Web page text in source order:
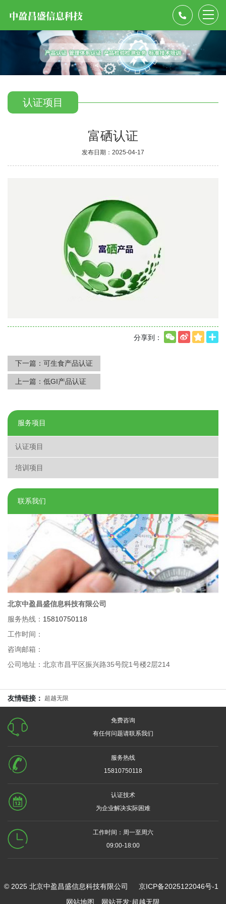
服务项目
认证项目
培训项目
联系我们
北京中盈昌盛信息科技有限公司
服务热线： 15810750118
工作时间：
咨询邮箱：
公司地址：北京市昌平区振兴路35号院1号楼2层214
认证项目
富硒认证
发布日期：2025-04-17
分享到：
下一篇： 可生食产品认证
上一篇： 低GI产品认证
友情链接： 超越无限
免费咨询
有任何问题请联系我们
服务热线
15810750118
认证技术
为企业解决实际困难
工作时间：周一至周六
09:00-18:00
© 2025 北京中盈昌盛信息科技有限公司
京ICP备2025122046号-1
网站地图
网站开发:超越无限